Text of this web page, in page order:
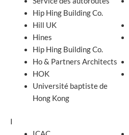
Hip Hing Building Co.
Hill UK
Hines
Hip Hing Building Co.
Ho & Partners Architects
HOK
Université baptiste de
Hong Kong
I